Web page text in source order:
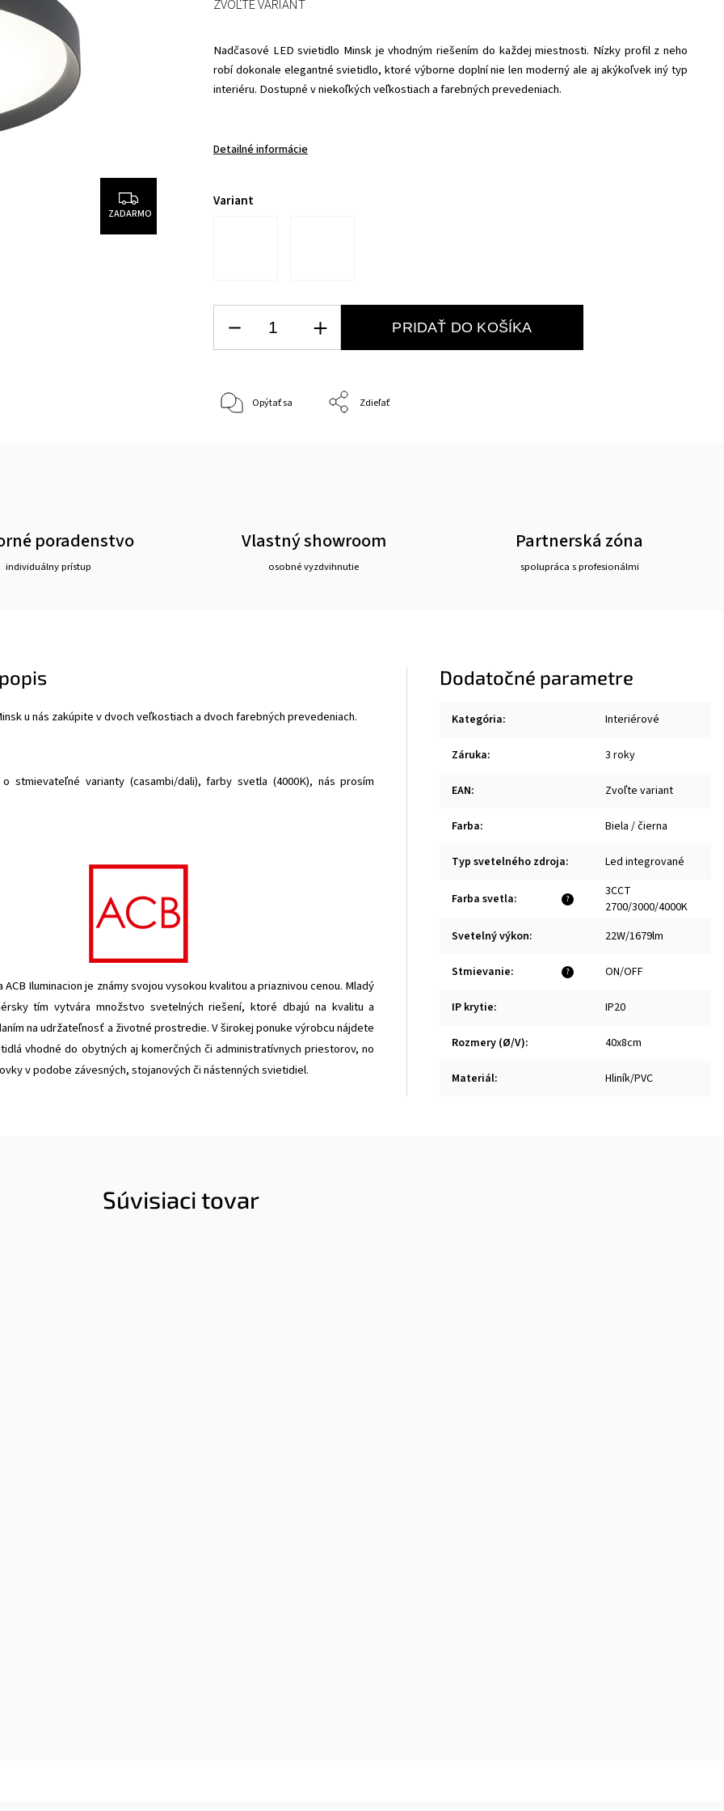
ZADARMO
Nadčasové LED svietidlo Minsk je vhodným riešením do každej miestnosti. Nízky profil z neho
robí dokonale elegantné svietidlo, ktoré výborne doplní nie len moderný ale aj akýkoľvek iný typ
interiéru. Dostupné v niekoľkých veľkostiach a farebných prevedeniach.
Detailné informácie
Variant
ZVOĽTE VARIANT
PRIDAŤ DO KOŠÍKA
Opýtať sa Zdieľať
poradenstvo
individuálny prístup
Vlastný showroom
osobné vyzdvihnutie
Partnerská zóna
spolupráca s profesionálmi
u nás zakúpite v dvoch veľkostiach a dvoch farebných prevedeniach.
stmievateľné varianty (casambi/dali), farby svetla (4000K), nás prosím
Iluminacion je známy svojou vysokou kvalitou a priaznivou cenou. Mladý
tím vytvára množstvo svetelných riešení, ktoré dbajú na kvalitu a
na udržateľnosť a životné prostredie. V širokej ponuke výrobcu nájdete
vhodné do obytných aj komerčných či administratívnych priestorov, no
v podobe závesných, stojanových či nástenných svietidiel.
Dodatočné parametre
Kategória: Interiérové
Záruka: 3 roky
EAN: Zvoľte variant
Farba: Biela / čierna
Typ svetelného zdroja: Led integrované
?
Farba svetla:
3CCT
2700/3000/4000K
Svetelný výkon: 22W/1679lm
?
Stmievanie: ON/OFF
IP krytie: IP20
Rozmery (Ø/V): 40x8cm
Materiál: Hliník/PVC
Súvisiaci tovar